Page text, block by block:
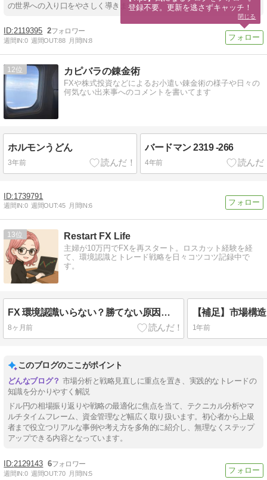
の世界への入り口をやさしく導きます。
2119395 2
週間IN:0 週間OUT:88 月間IN:8
12 カピバラの錬金術
FXや株式投資などによるお小遣い錬金術の様子や日々の
何気ない出来事へのコメントを書いてます
ホルモンうどん
3年前
バードマン 2319 -266
4年前
1739791
週間IN:0 週間OUT:45 月間IN:6
13 Restart FX Life
主婦が10万円でFXを再スタート。ロスカット経験を経
て、環境認識とトレード戦略を日々コツコツ記録中で
す。
FX 環境認識いらない？勝てない原因は分析不足ではなかった話
8ヶ月前 1年前
このブログのここがポイント
市場分析と戦略見直しに重点を置き、実践的なトレードの
知識を分かりやすく解説
ドル円の相場振り返りや戦略の最適化に焦点を当て、テクニカル分析やマ
ルチタイムフレーム、資金管理など幅広く取り扱います。初心者から上級
者まで役立つリアルな事例や考え方を多角的に紹介し、無理なくステップ
アップできる内容となっています。
2129143 6
週間IN:0 週間OUT:70 月間IN:5
登録不要。更新を逃さずキャッチ！
閉じる